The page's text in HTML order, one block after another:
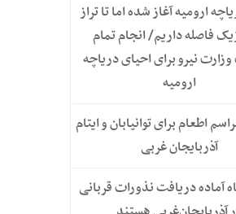
ارومیه آغاز شده اما تا تراز
فاصله داریم/ انجام تمام
نیرو برای احیای دریاچه
ارومیه
اطعام برای توانیابان و ایتام
آذربایجان غربی
آماده دریافت نذورات قربانی